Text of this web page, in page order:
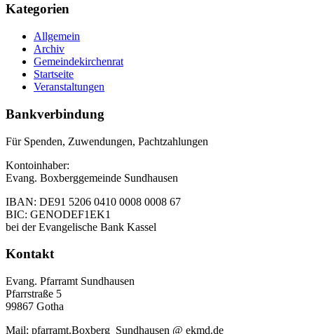
Footer
Inhalt
Kategorien
Allgemein
Archiv
Gemeindekirchenrat
Startseite
Veranstaltungen
Bankverbindung
Für Spenden, Zuwendungen, Pachtzahlungen
Kontoinhaber:
Evang. Boxberggemeinde Sundhausen
IBAN: DE91 5206 0410 0008 0008 67
BIC: GENODEF1EK1
bei der Evangelische Bank Kassel
Kontakt
Evang. Pfarramt Sundhausen
Pfarrstraße 5
99867 Gotha
Mail: pfarramt.Boxberg_Sundhausen @ ekmd.de